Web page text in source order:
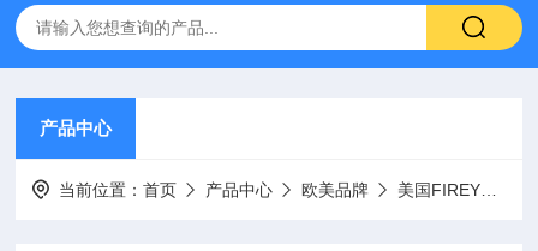
产品中心
当前位置：首页 产品中心 欧美品牌 美国FIREYE燃烧控制器